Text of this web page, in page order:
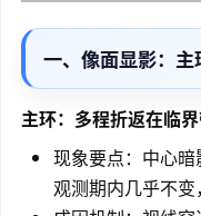
一、像面显影：
主环：多程折返在临
现象要点：中心
观测期内几乎不变